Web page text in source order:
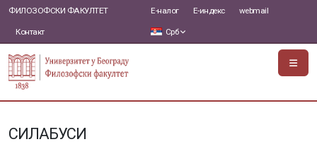
ФИЛОЗОФСКИ ФАКУЛТЕТ
Контакт
Е-налог Е-индекс webmail
Срб
СИЛАБУСИ